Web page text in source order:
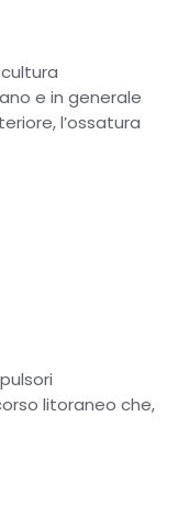
e in generale
l’ossatura
litoraneo che,